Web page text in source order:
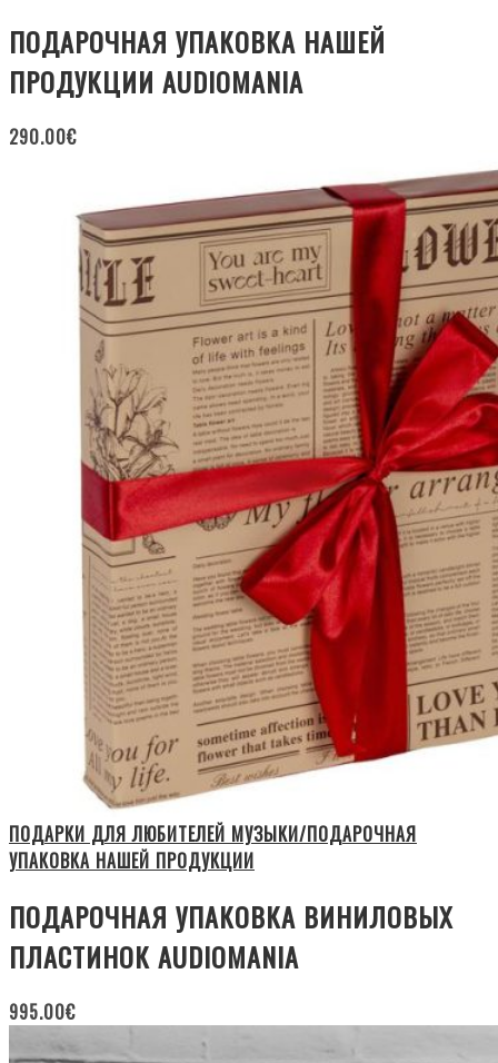
ПОДАРОЧНАЯ УПАКОВКА НАШЕЙ
ПРОДУКЦИИ AUDIOMANIA
290.00€
ПОДАРКИ ДЛЯ ЛЮБИТЕЛЕЙ МУЗЫКИ/ПОДАРОЧНАЯ
УПАКОВКА НАШЕЙ ПРОДУКЦИИ
ПОДАРОЧНАЯ УПАКОВКА ВИНИЛОВЫХ
ПЛАСТИНОК AUDIOMANIA
995.00€